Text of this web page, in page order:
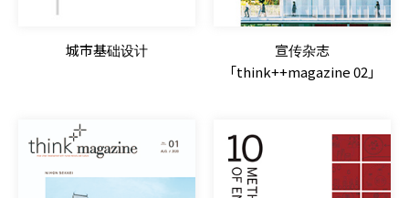
城市基础设计
宣传杂志
「think++magazine 02」